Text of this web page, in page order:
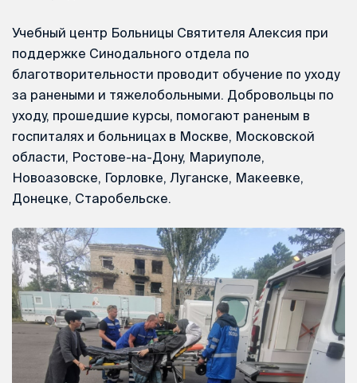
Учебный центр Больницы Святителя Алексия при
поддержке Синодального отдела по
благотворительности проводит обучение по уходу
за ранеными и тяжелобольными. Добровольцы по
уходу, прошедшие курсы, помогают раненым в
госпиталях и больницах в Москве, Московской
области, Ростове-на-Дону, Мариуполе,
Новоазовске, Горловке, Луганске, Макеевке,
Донецке, Старобельске.